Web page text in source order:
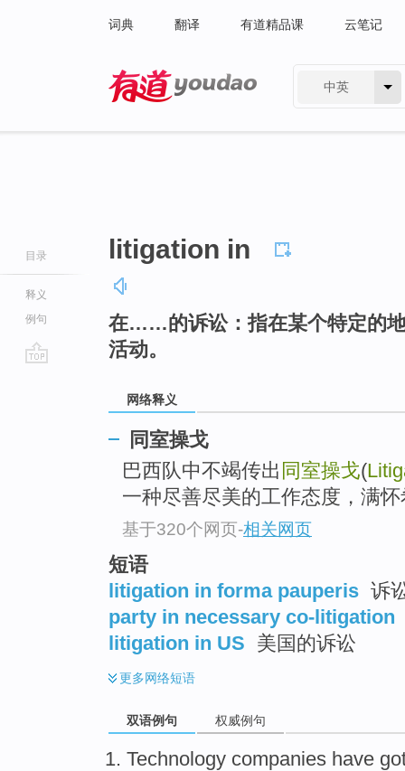
词典 翻译 有道精品课 云笔记
中英
目录
释义
例句
litigation in
在……的诉讼：指在某个特定的
活动。
网络释义
同室操戈
巴西队中不竭传出 同室操戈(
一种尽善尽美的工作态度，满
基于320个网页-相关网页
短语
litigation in forma pauperis 诉
party in necessary co-litigation
litigation in US 美国的诉讼
更多网络短语
双语例句 权威例句
Technology companies have